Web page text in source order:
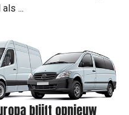
...
blijft opnieuw